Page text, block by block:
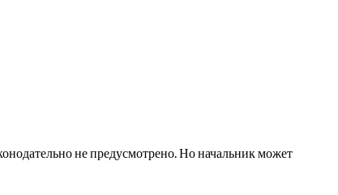
не предусмотрено. Но начальник может